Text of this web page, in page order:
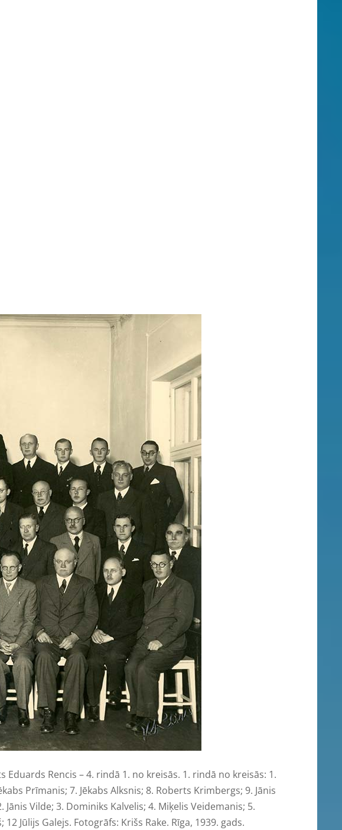
Rencis – 4. rindā 1. no kreisās. 1. rindā no kreisās: 1.
Prīmanis; 7. Jēkabs Alksnis; 8. Roberts Krimbergs; 9. Jānis
Vilde; 3. Dominiks Kalvelis; 4. Miķelis Veidemanis; 5.
Jūlijs Galejs. Fotogrāfs: Krišs Rake. Rīga, 1939. gads.